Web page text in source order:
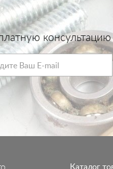
Каталог